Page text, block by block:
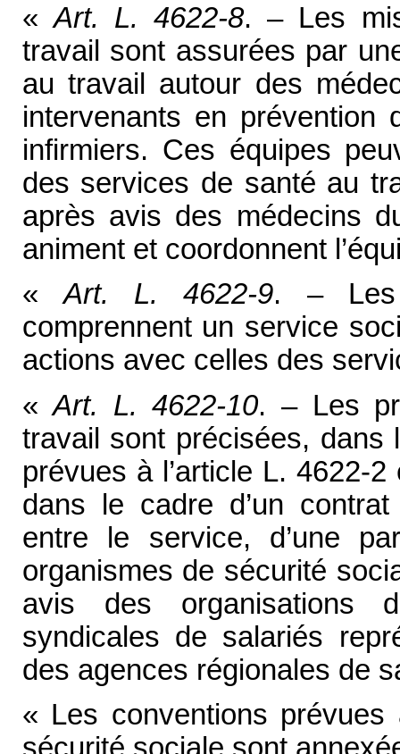
«Art. L. 4622-8. – Les
travail sont assurées par
au travail autour des
intervenants en prévention
infirmiers. Ces équipes
des services de santé au
après avis des médecins
animent et coordonnent
«Art. L. 4622-9. – Les
comprennent un service
actions avec celles des
«Art. L. 4622-10. – Les
travail sont précisées, dans
prévues à l’article L. 4622-
dans le cadre d’un
entre le service, d’une
organismes de sécurité
avis des organisations
syndicales de salariés
des agences régionales de
« Les conventions